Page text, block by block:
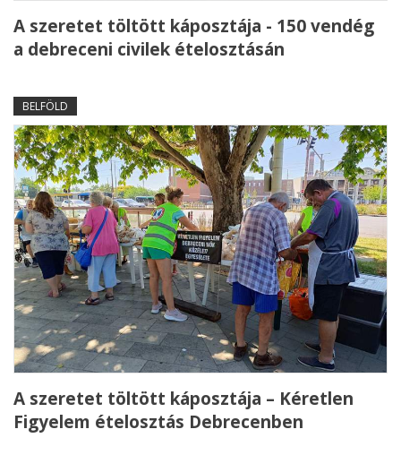
A szeretet töltött káposztája - 150 vendég
a debreceni civilek ételosztásán
BELFÖLD
A szeretet töltött káposztája – Kéretlen
Figyelem ételosztás Debrecenben